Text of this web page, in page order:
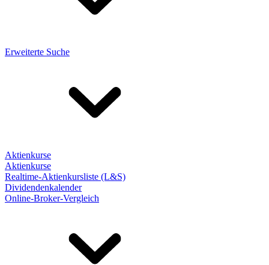
Erweiterte Suche
Aktienkurse
Aktienkurse
Realtime-Aktienkursliste (L&S)
Dividendenkalender
Online-Broker-Vergleich